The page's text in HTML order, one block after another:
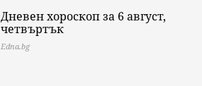
Дневен хороскоп за 6 август,
четвъртък
Edna.bg